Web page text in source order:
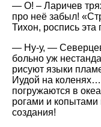
— О! – Ларичев
про неё забыл!
Тихон, роспись
— Ну-у, —
больно уж
рисуют языки
Иудой на
погружаются в
рогами и копытами
создания!